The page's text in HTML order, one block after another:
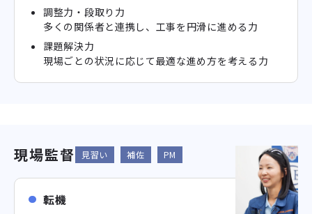
調整力・段取り力
多くの関係者と連携し、工事を円滑に進める力
課題解決力
現場ごとの状況に応じて最適な進め方を考える力
現場監督 見習い 補佐 PM
転機